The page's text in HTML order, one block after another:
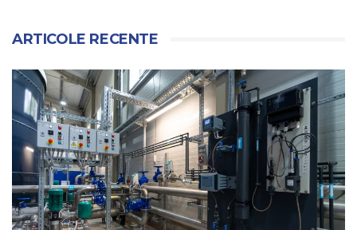
ARTICOLE RECENTE